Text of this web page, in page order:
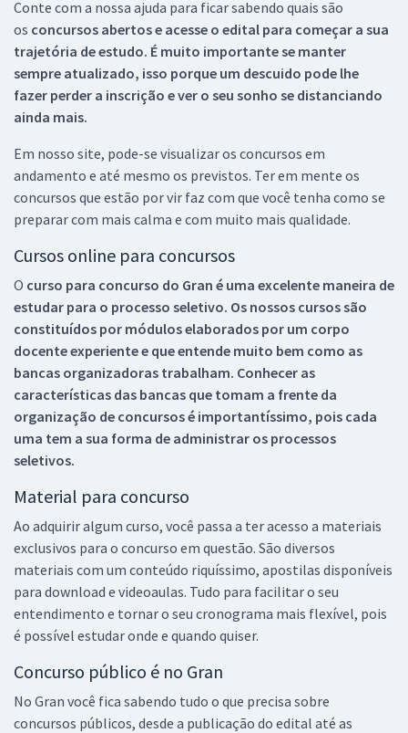
Conte com a nossa ajuda para ficar sabendo quais são
os concursos abertos e acesse o edital para começar a sua
trajetória de estudo. É muito importante se manter
sempre atualizado, isso porque um descuido pode lhe
fazer perder a inscrição e ver o seu sonho se distanciando
ainda mais.
Em nosso site, pode-se visualizar os concursos em
andamento e até mesmo os previstos. Ter em mente os
concursos que estão por vir faz com que você tenha como se
preparar com mais calma e com muito mais qualidade.
Cursos online para concursos
O curso para concurso do Gran é uma excelente maneira de
estudar para o processo seletivo. Os nossos cursos são
constituídos por módulos elaborados por um corpo
docente experiente e que entende muito bem como as
bancas organizadoras trabalham. Conhecer as
características das bancas que tomam a frente da
organização de concursos é importantíssimo, pois cada
uma tem a sua forma de administrar os processos
seletivos.
Material para concurso
Ao adquirir algum curso, você passa a ter acesso a materiais
exclusivos para o concurso em questão. São diversos
materiais com um conteúdo riquíssimo, apostilas disponíveis
para download e videoaulas. Tudo para facilitar o seu
entendimento e tornar o seu cronograma mais flexível, pois
é possível estudar onde e quando quiser.
Concurso público é no Gran
No Gran você fica sabendo tudo o que precisa sobre
concursos públicos, desde a publicação do edital até as